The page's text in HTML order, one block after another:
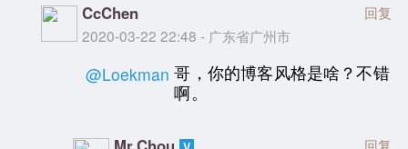
CcChen
2020-03-22 22:48 - 广东省广州市
回复
@Loekman 哥，你的博客风格是啥？不错
啊。
回复